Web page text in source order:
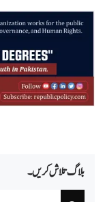
بلاگ تلاش کریں۔